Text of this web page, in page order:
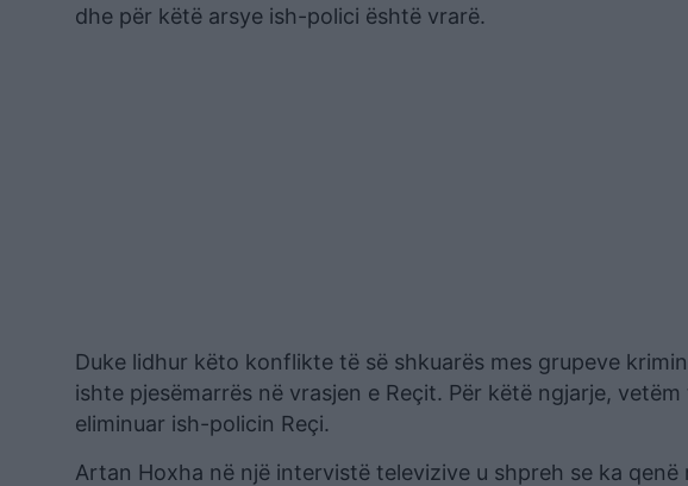
dhe për këtë arsye ish-polici është vrarë.
Duke lidhur këto konflikte të së shkuarës mes grupeve
ishte pjesëmarrës në vrasjen e Reçit. Për këtë ngjarje,
eliminuar ish-policin Reçi.
Artan Hoxha në një intervistë televizive u shpreh se ka